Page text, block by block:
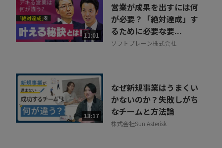
11:01
営業が成果を出すには何
が必要？「絶対達成」す
るために必要な要...
ソフトブレーン株式会社
13:17
なぜ新規事業はうまくい
かないのか？失敗しがち
なチームと方法論
株式会社Sun Asterisk